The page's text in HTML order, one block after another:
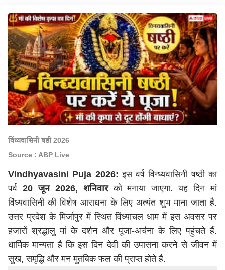
विंध्यवासिनी षष्ठी 2026
Source : ABP Live
Vindhyavasini Puja 2026: इस वर्ष विन्ध्यवासिनी षष्ठी का
पर्व 20 जून 2026, शनिवारको मनाया जाएगा. यह दिन मां
विंध्यवासिनी की विशेष आराधना के लिए अत्यंत शुभ माना जाता है.
उत्तर प्रदेश के मिर्जापुर में स्थित विंध्याचल धाम में इस अवसर पर
हजारों श्रद्धालु मां के दर्शन और पूजा-अर्चना के लिए पहुंचते हैं.
धार्मिक मान्यता है कि इस दिन देवी की उपासना करने से जीवन में
सुख, समृद्धि और मन मुतबिक फल की प्राप्त होते है.